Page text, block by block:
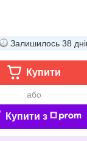
Залишилось 38
Купити
або
Купити з